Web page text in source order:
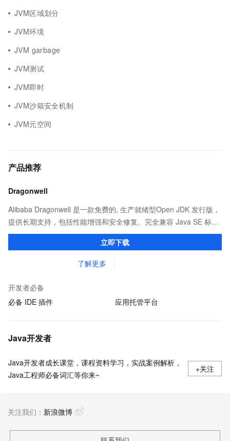
JVM区域划分
JVM环境
JVM garbage
JVM测试
JVM即时
JVM沙箱安全机制
JVM元空间
产品推荐
Dragonwell
Alibaba Dragonwell 是一款免费的, 生产就绪型Open JDK 发行版，
提供长期支持，包括性能增强和安全修复。完全兼容 Java SE 标
准，您可以在任何常用操作系统（包括 Linux、Windows 和
macOS）上开发 Java 应用程序。立即下载
了解更多
开发者必备
必备 IDE 插件
应用托管平台
Java开发者
Java开发者成长课堂，课程资料学习，实战案例解析，
Java工程师必备词汇等你来~
+关注
关注我们： 新浪微博